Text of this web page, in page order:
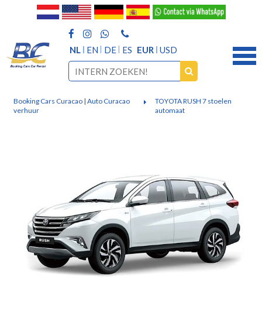
NL EN DE ES EUR USD
Booking Cars Curacao | Auto Curacao
verhuur
TOYOTA RUSH 7 stoelen
automaat